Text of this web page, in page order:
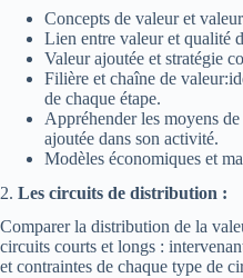
Concepts de valeur et
Lien entre valeur et qualité
Valeur ajoutée et stratégie
Filière et chaîne de
de chaque étape.
Appréhender les moyens
ajoutée dans son activité.
Modèles économiques et
2. Les circuits de distribution :
Comparer la distribution de la
circuits courts et longs :
et contraintes de chaque type de